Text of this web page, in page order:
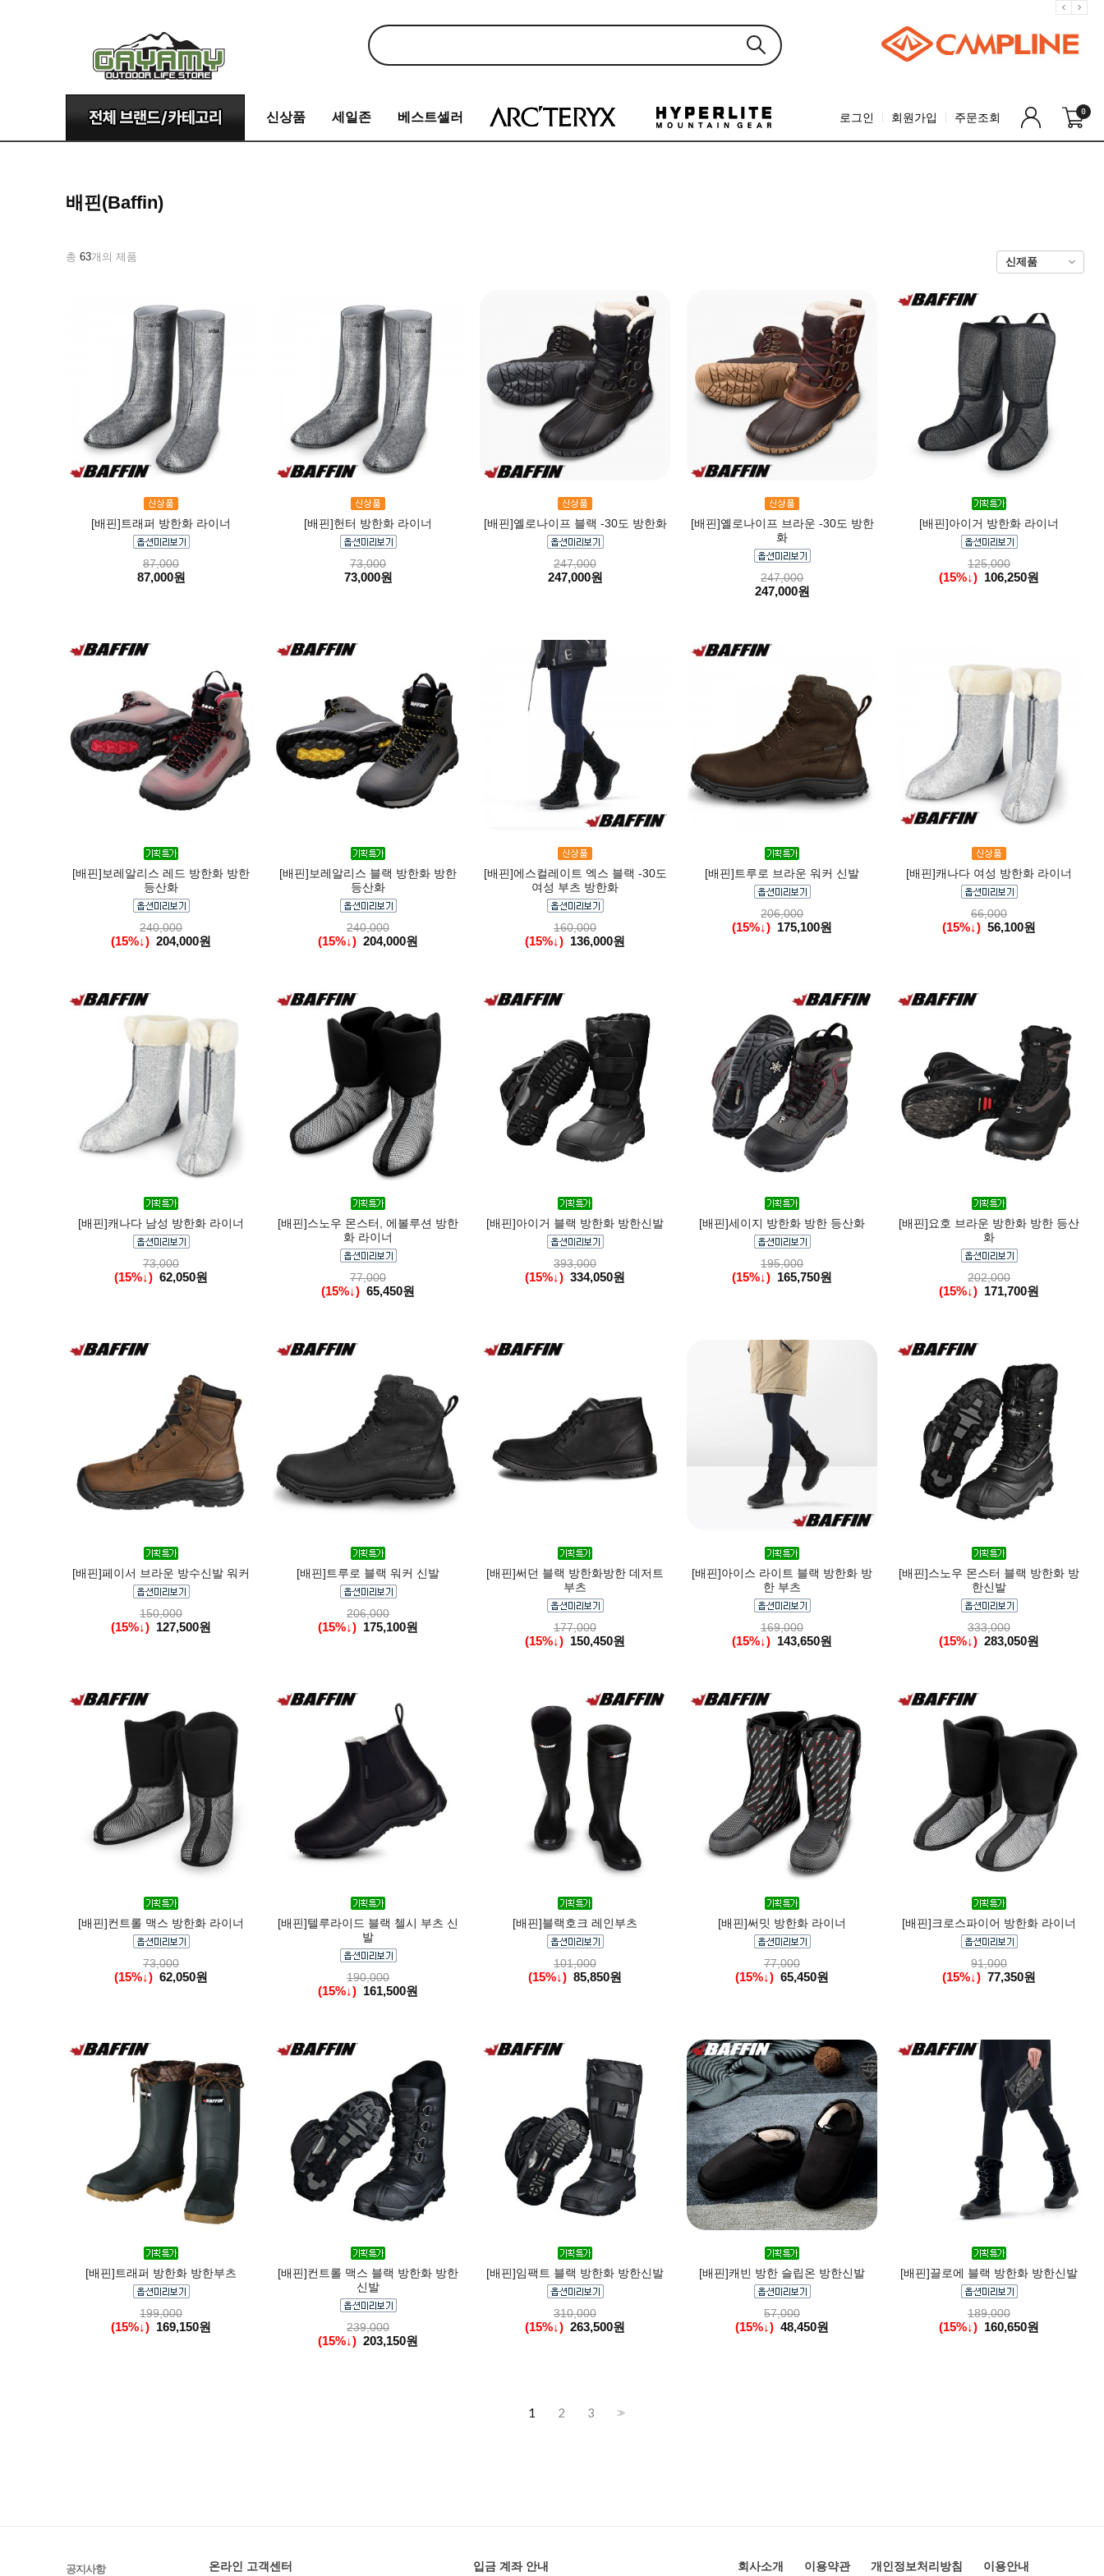
신상품 세일존 베스트셀러 로그인 회원가입 주문조회 0
배핀(Baffin)
총 63개의 제품
[배핀]트래퍼 방한화 라이너
87,000
87,000원
[배핀]헌터 방한화 라이너
73,000
73,000원
[배핀]옐로나이프 블랙 -30도 방한화
247,000
247,000원
[배핀]옐로나이프 브라운 -30도 방한
화
247,000
247,000원
[배핀]아이거 방한화 라이너
125,000
(15%↓) 106,250원
[배핀]보레알리스 레드 방한화 방한
등산화
240,000
(15%↓) 204,000원
[배핀]보레알리스 블랙 방한화 방한
등산화
240,000
(15%↓) 204,000원
[배핀]에스컬레이트 엑스 블랙 -30도
여성 부츠 방한화
160,000
(15%↓) 136,000원
[배핀]트루로 브라운 워커 신발
206,000
(15%↓) 175,100원
[배핀]캐나다 여성 방한화 라이너
66,000
(15%↓) 56,100원
[배핀]캐나다 남성 방한화 라이너
73,000
(15%↓) 62,050원
[배핀]스노우 몬스터, 에볼루션 방한
화 라이너
77,000
(15%↓) 65,450원
[배핀]아이거 블랙 방한화 방한신발
393,000
(15%↓) 334,050원
[배핀]세이지 방한화 방한 등산화
195,000
(15%↓) 165,750원
[배핀]요호 브라운 방한화 방한 등산
화
202,000
(15%↓) 171,700원
[배핀]페이서 브라운 방수신발 워커
150,000
(15%↓) 127,500원
[배핀]트루로 블랙 워커 신발
206,000
(15%↓) 175,100원
[배핀]써던 블랙 방한화방한 데저트
부츠
177,000
(15%↓) 150,450원
[배핀]아이스 라이트 블랙 방한화 방
한 부츠
169,000
(15%↓) 143,650원
[배핀]스노우 몬스터 블랙 방한화 방
한신발
333,000
(15%↓) 283,050원
[배핀]컨트롤 맥스 방한화 라이너
73,000
(15%↓) 62,050원
[배핀]텔루라이드 블랙 첼시 부츠 신
발
190,000
(15%↓) 161,500원
[배핀]블랙호크 레인부츠
101,000
(15%↓) 85,850원
[배핀]써밋 방한화 라이너
77,000
(15%↓) 65,450원
[배핀]크로스파이어 방한화 라이너
91,000
(15%↓) 77,350원
[배핀]트래퍼 방한화 방한부츠
199,000
(15%↓) 169,150원
[배핀]컨트롤 맥스 블랙 방한화 방한
신발
239,000
(15%↓) 203,150원
[배핀]임팩트 블랙 방한화 방한신발
310,000
(15%↓) 263,500원
[배핀]캐빈 방한 슬립온 방한신발
57,000
(15%↓) 48,450원
[배핀]끌로에 블랙 방한화 방한신발
189,000
(15%↓) 160,650원
1 2 3 >>
공지사항 온라인 고객센터 입금 계좌 안내 회사소개 이용약관 개인정보처리방침 이용안내